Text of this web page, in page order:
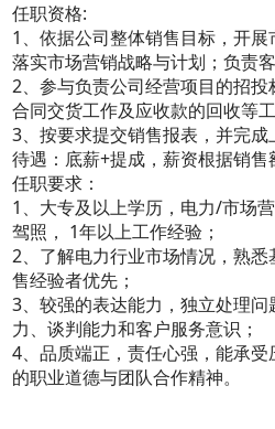
任职资格:
1、依据公司整体销售目标，开展
落实市场营销战略与计划；负责
2、参与负责公司经营项目的招投
合同交货工作及应收款的回收等工
3、按要求提交销售报表，并完成
待遇：底薪+提成，薪资根据销售
任职要求：
1、大专及以上学历，电力/市场
驾照， 1年以上工作经验；
2、了解电力行业市场情况，熟
售经验者优先；
3、较强的表达能力，独立处理
力、谈判能力和客户服务意识；
4、品质端正，责任心强，能承
的职业道德与团队合作精神。